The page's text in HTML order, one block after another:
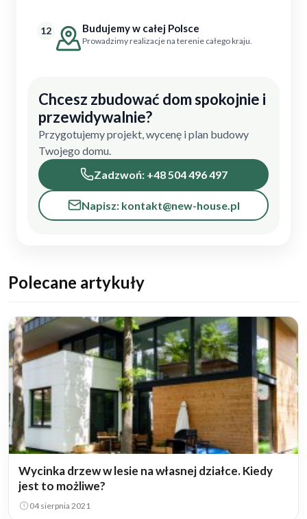
12 Budujemy w całej Polsce
Prowadzimy realizacje na terenie całego kraju.
Chcesz zbudować dom spokojnie i
przewidywalnie?
Przygotujemy projekt, wycenę i plan budowy
Twojego domu.
Zadzwoń: +48 504 496 497
Napisz: kontakt@new-house.pl
Polecane artykuły
Wycinka drzew w lesie na własnej działce. Kiedy
jest to możliwe?
04 sierpnia 2021